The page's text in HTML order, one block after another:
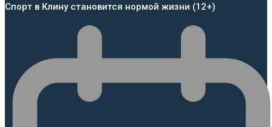
Спорт в Клину становится нормой жизни (12+)